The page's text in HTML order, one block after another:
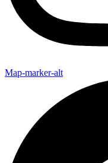
Map-marker-alt